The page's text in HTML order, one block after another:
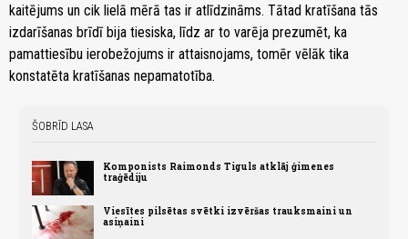
kaitējums un cik lielā mērā tas ir atlīdzināms. Tātad kratīšana tās
izdarīšanas brīdī bija tiesiska, līdz ar to varēja prezumēt, ka
pamattiesību ierobežojums ir attaisnojams, tomēr vēlāk tika
konstatēta kratīšanas nepamatotība.
ŠOBRĪD LASA
Komponists Raimonds Tiguls atklāj ģimenes
traģēdiju
Viesītes pilsētas svētki izvēršas trauksmaini un
asiņaini